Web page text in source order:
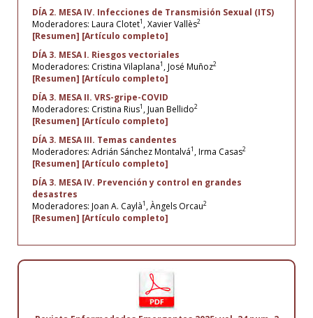
DÍA 2. MESA IV. Infecciones de Transmisión Sexual (ITS)
Moderadores: Laura Clotet1 , Xavier Vallès2
[Resumen] [Artículo completo]
DÍA 3. MESA I. Riesgos vectoriales
Moderadores: Cristina Vilaplana1 , José Muñoz2
[Resumen] [Artículo completo]
DÍA 3. MESA II. VRS-gripe-COVID
Moderadores: Cristina Rius1 , Juan Bellido2
[Resumen] [Artículo completo]
DÍA 3. MESA III. Temas candentes
Moderadores: Adrián Sánchez Montalvá1 , Irma Casas2
[Resumen] [Artículo completo]
DÍA 3. MESA IV. Prevención y control en grandes
desastres
Moderadores: Joan A. Caylà1 , Àngels Orcau2
[Resumen] [Artículo completo]